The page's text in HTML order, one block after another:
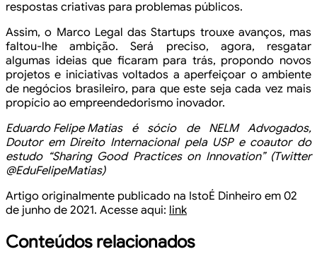
respostas criativas para problemas públicos.
Assim, o Marco Legal das Startups trouxe avanços, mas
faltou-lhe ambição. Será preciso, agora, resgatar
algumas ideias que ficaram para trás, propondo novos
projetos e iniciativas voltados a aperfeiçoar o ambiente
de negócios brasileiro, para que este seja cada vez mais
propício ao empreendedorismo inovador.
Eduardo Felipe Matiasé sócio de NELM Advogados,
Doutor em Direito Internacional pela USP e coautor do
estudo “Sharing Good Practices on Innovation” (Twitter
@EduFelipeMatias)
Artigo originalmente publicado na IstoÉ Dinheiro em 02
de junho de 2021. Acesse aqui: link
Conteúdos relacionados